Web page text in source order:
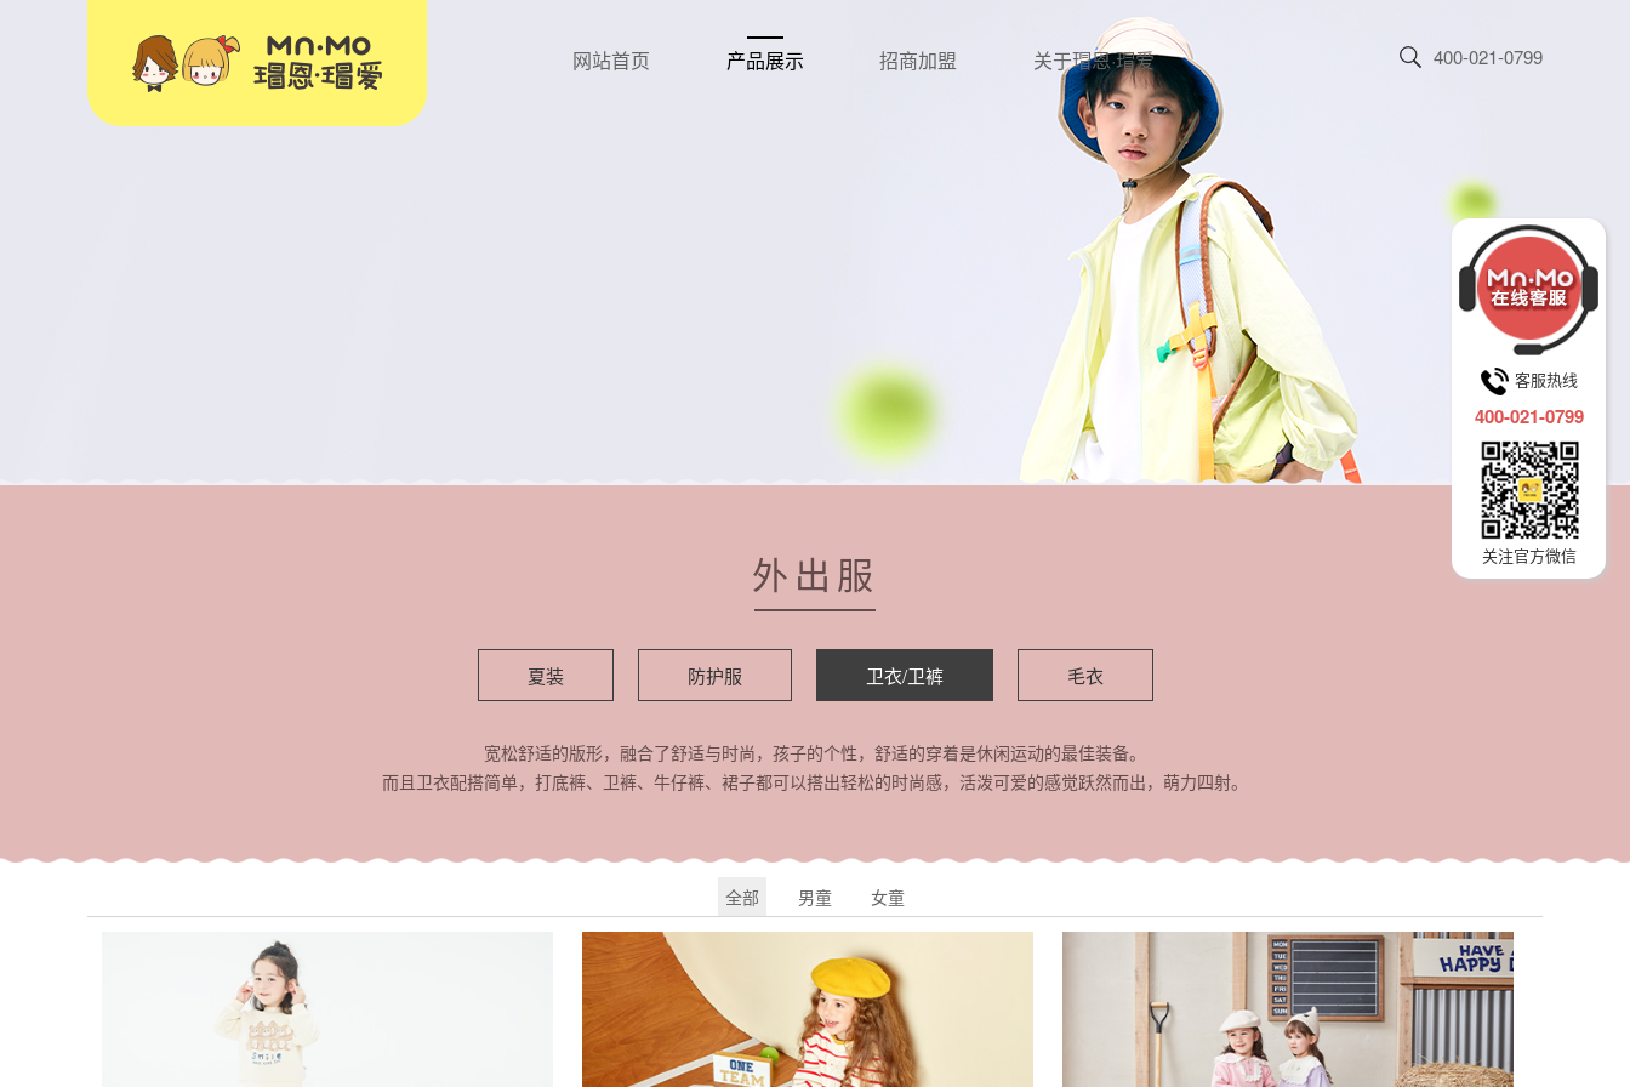
网站首页 产品展示 招商加盟 关于瑁恩·瑁爱 400-021-0799
外出服
夏装 防护服 卫衣/卫裤 毛衣
宽松舒适的版形，融合了舒适与时尚，孩子的个性，舒适的穿着是休闲运动的最佳装备。
而且卫衣配搭简单，打底裤、卫裤、牛仔裤、裙子都可以搭出轻松的时尚感，活泼可爱的感觉跃然而出，萌力四射。
全部 男童 女童
客服热线
400-021-0799
关注官方微信